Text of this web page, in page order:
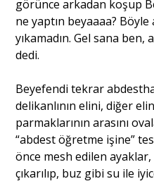
görünce arkadan koşup
ne yaptın beyaaaa? Böyle
yıkamadın. Gel sana ben,
dedi.
Beyefendi tekrar
delikanlının elini, diğer
parmaklarının arasını
“abdest öğretme işine”
önce mesh edilen
çıkarılıp, buz gibi su ile